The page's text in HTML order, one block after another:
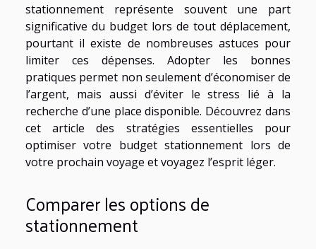
stationnement représente souvent une part
significative du budget lors de tout déplacement,
pourtant il existe de nombreuses astuces pour
limiter ces dépenses. Adopter les bonnes
pratiques permet non seulement d’économiser de
l’argent, mais aussi d’éviter le stress lié à la
recherche d’une place disponible. Découvrez dans
cet article des stratégies essentielles pour
optimiser votre budget stationnement lors de
votre prochain voyage et voyagez l’esprit léger.
Comparer les options de
stationnement